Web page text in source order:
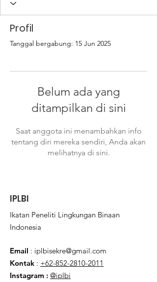
Profil
Tanggal bergabung: 15 Jun 2025
Belum ada yang
ditampilkan di sini
Saat anggota ini menambahkan info
tentang diri mereka sendiri, Anda akan
melihatnya di sini.
IPLBI
Ikatan Peneliti Lingkungan Binaan
Indonesia
Email : iplbisekre@gmail.com
Kontak : +62-852-2810-2011
Instagram : @iplbi